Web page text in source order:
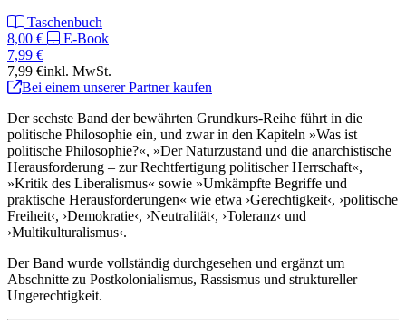
Taschenbuch
8,00 €
E-Book
7,99 €
7,99 €inkl. MwSt.
Bei einem unserer Partner kaufen
Der sechste Band der bewährten Grundkurs-Reihe führt in die
politische Philosophie ein, und zwar in den Kapiteln »Was ist
politische Philosophie?«, »Der Naturzustand und die anarchistische
Herausforderung – zur Rechtfertigung politischer Herrschaft«,
»Kritik des Liberalismus« sowie »Umkämpfte Begriffe und
praktische Herausforderungen« wie etwa ›Gerechtigkeit‹, ›politische
Freiheit‹, ›Demokratie‹, ›Neutralität‹, ›Toleranz‹ und
›Multikulturalismus‹.
Der Band wurde vollständig durchgesehen und ergänzt um
Abschnitte zu Postkolonialismus, Rassismus und struktureller
Ungerechtigkeit.